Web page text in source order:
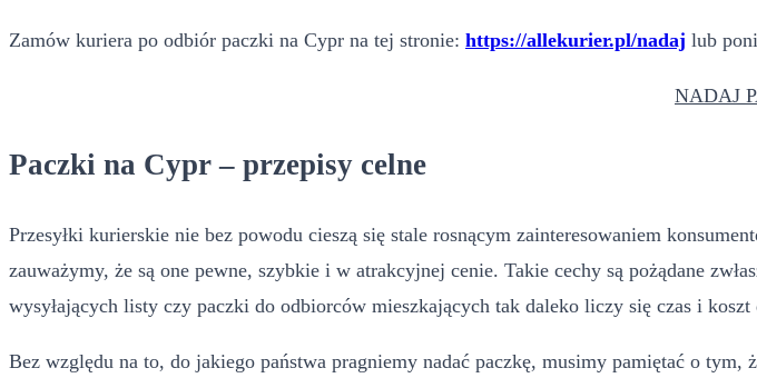
Zamów kuriera po odbiór paczki na Cypr na tej stronie: https://allekurier.pl/nadaj lub
NADAJ
Paczki na Cypr – przepisy celne
Przesyłki kurierskie nie bez powodu cieszą się stale rosnącym zainteresowaniem
zauważymy, że są one pewne, szybkie i w atrakcyjnej cenie. Takie cechy są pożądane
wysyłających listy czy paczki do odbiorców mieszkających tak daleko liczy się czas i koszt
Bez względu na to, do jakiego państwa pragniemy nadać paczkę, musimy pamiętać o